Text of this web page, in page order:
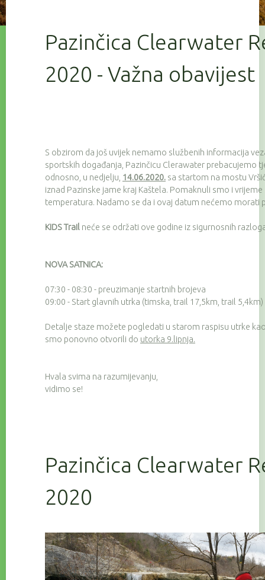
Pazinčica Clearwater
2020 - Važna obavijest
S obzirom da još uvijek nemamo službenih informacija
sportskih događanja, Pazinčicu Clerawater prebacujemo
odnosno, u nedjelju, 14.06.2020. sa startom na mostu
iznad Pazinske jame kraj Kaštela. Pomaknuli smo i
temperatura. Nadamo se da i ovaj datum nećemo morati
KIDS Trail neće se održati ove godine iz sigurnosnih
NOVA SATNICA:
07:30 - 08:30 - preuzimanje startnih brojeva
09:00 - Start glavnih utrka (timska, trail 17,5km, trail 5,4km)
Detalje staze možete pogledati u starom raspisu utrke
smo ponovno otvorili do utorka 9.lipnja.
Hvala svima na razumijevanju,
vidimo se!
Pazinčica Clearwater
2020